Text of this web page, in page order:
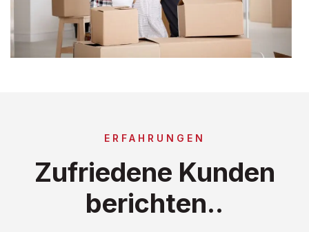
ERFAHRUNGEN
Zufriedene Kunden
berichten..